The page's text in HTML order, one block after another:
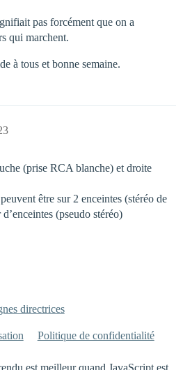
pas forcément que on a
qui marchent.
à tous et bonne semaine.
(prise RCA blanche) et droite
être sur 2 enceintes (stéréo de
(pseudo stéréo)
directrices
Politique de confidentialité
est meilleur quand JavaScript est